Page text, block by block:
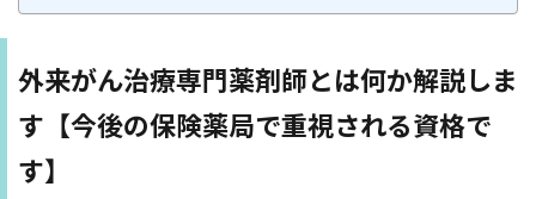
外来がん治療専門薬剤師とは何か解説しま
す【今後の保険薬局で重視される資格で
す】